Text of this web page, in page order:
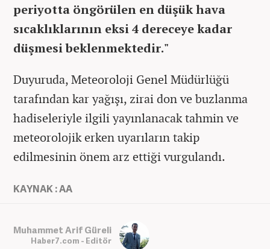
periyotta öngörülen en düşük hava
sıcaklıklarının eksi 4 dereceye kadar
düşmesi beklenmektedir."
Duyuruda, Meteoroloji Genel Müdürlüğü
tarafından kar yağışı, zirai don ve buzlanma
hadiseleriyle ilgili yayınlanacak tahmin ve
meteorolojik erken uyarıların takip
edilmesinin önem arz ettiği vurgulandı.
KAYNAK : AA
Muhammet Arif Güreli
Haber7.com - Editör